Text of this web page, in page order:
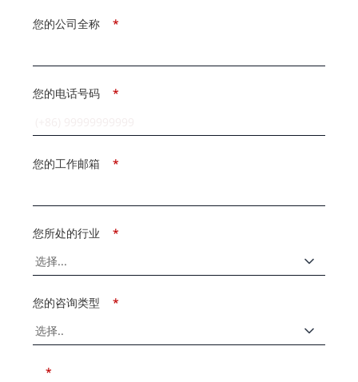
*
您的公司全称
*
您的电话号码
*
您的工作邮箱
*
您所处的行业
*
您的咨询类型
*